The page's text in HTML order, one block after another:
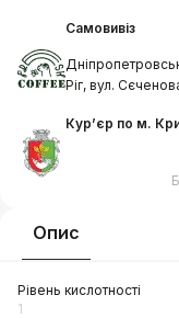
Опис
Рівень кислотності
1
Самовивіз
Ріг, вул.
Курʼєр по м.